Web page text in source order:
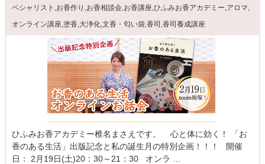
ペシャリスト お香作り お香相談会 お香講座 ひふみお香アカデミー アロマ
オンライン講座 塗香 大浄化 文香・匂い袋 香司 香司養成講座
ひふみお香アカデミー椎名まさえです。 心と体に効く！ 「お
香のある生活」出版記念と私の誕生月の特別企画！！！ 開催
日： 2月19日(土)20：30～21：30 オンラ …